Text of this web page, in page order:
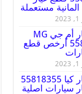
مستعملة
قطع غيار أم جي MG
55818355 أرخص قطع
قطع غيار كيا 55818355
سيارات اصلية